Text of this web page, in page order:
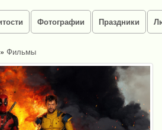
Фотографии Праздники
Фильмы